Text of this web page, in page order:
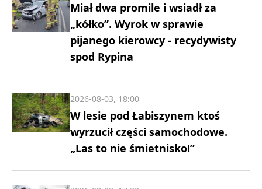
Miał dwa promile i wsiadł za
„kółko”. Wyrok w sprawie
pijanego kierowcy - recydywisty
spod Rypina
W lesie pod Łabiszynem ktoś
wyrzucił części samochodowe.
„Las to nie śmietnisko!”
2026-08-03, 18:00